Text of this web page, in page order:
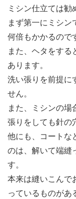
ミシン仕立ては勧
まず第一にミシ
何倍もかかるので
また、ヘタをす
あります。
洗い張りを前提に
せん。
また、ミシンの
張りをしても針の
他にも、コートな
のは、解いて端縫
す。
本来は縫いこんで
っているものがあ